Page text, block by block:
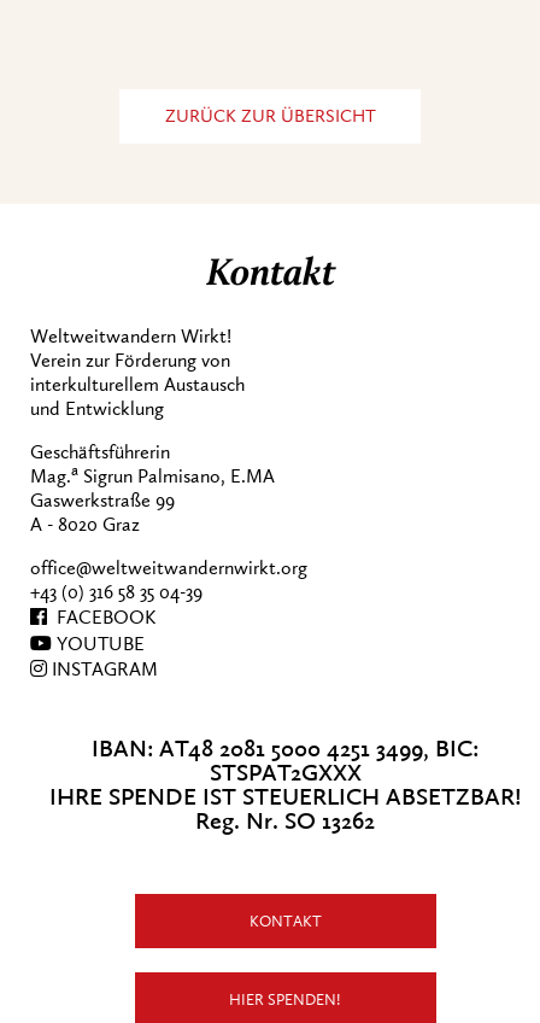
ZURÜCK ZUR ÜBERSICHT
Kontakt
Weltweitwandern Wirkt!
Verein zur Förderung von
interkulturellem Austausch
und Entwicklung
Geschäftsführerin
Mag.a Sigrun Palmisano, E.MA
Gaswerkstraße 99
A - 8020 Graz
office@weltweitwandernwirkt.org
+43 (0) 316 58 35 04-39
FACEBOOK
YOUTUBE
INSTAGRAM
IBAN: AT48 2081 5000 4251 3499, BIC:
STSPAT2GXXX
IHRE SPENDE IST STEUERLICH ABSETZBAR!
Reg. Nr. SO 13262
KONTAKT
HIER SPENDEN!